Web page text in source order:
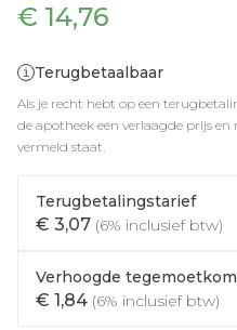
€ 14,76
Terugbetaalbaar
Als je recht hebt op een
de apotheek een verlaagde prijs
vermeld staat.
Terugbetalingstarief
€ 3,07 (6% inclusief btw)
Verhoogde
€ 1,84 (6% inclusief btw)